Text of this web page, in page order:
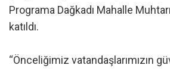
Programa Dağkadı Mahalle
katıldı.
“Önceliğimiz vatandaşlarımızın